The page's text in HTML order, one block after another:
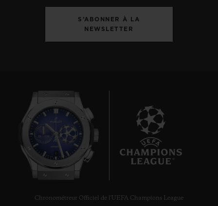
S’ABONNER À LA
NEWSLETTER
Chronométreur Officiel de l'UEFA Champions League